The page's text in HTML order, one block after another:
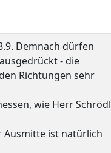
Demnach dürfen
- die
Richtungen sehr
wie Herr Schrödl
Ausmitte ist natürlich